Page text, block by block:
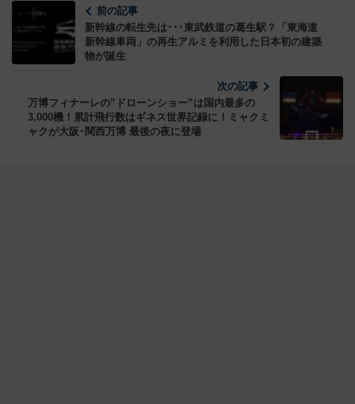
前の記事
新幹線の転生先は･･･東武鉄道の葛生駅？「東海道
新幹線車両」の再生アルミを利用した日本初の建築
物が誕生
次の記事
万博フィナーレの”ドローンショー”は国内最多の
3,000機！累計飛行数はギネス世界記録に！ミャクミ
ャクが大阪･関西万博 最後の夜に登場